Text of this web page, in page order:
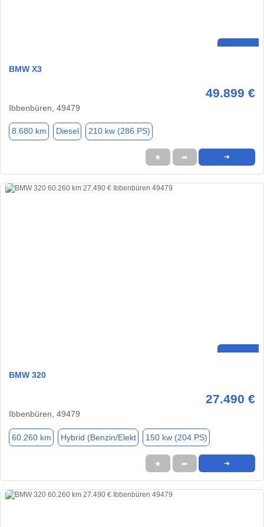
BMW X3
49.899 €
Ibbenbüren, 49479
8.680 km Diesel 210 kw (286 PS)
★ ➦ ➜
BMW 320
27.490 €
Ibbenbüren, 49479
60.260 km Hybrid (Benzin/Elekt 150 kw (204 PS)
★ ➦ ➜